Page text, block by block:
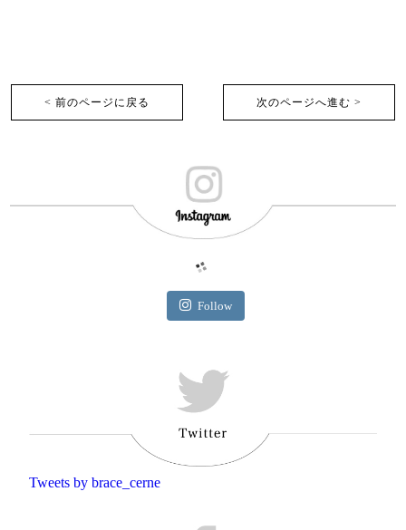
< 前のページに戻る 次のページへ進む >︎
Follow
Tweets by brace_cerne